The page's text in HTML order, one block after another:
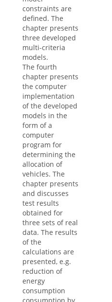
constraints are
defined. The
chapter presents
three developed
multi-criteria
models.
The fourth
chapter presents
the computer
implementation
of the developed
models in the
form of a
computer
program for
determining the
allocation of
vehicles. The
chapter presents
and discusses
test results
obtained for
three sets of real
data. The results
of the
calculations are
presented, e.g.
reduction of
energy
consumption